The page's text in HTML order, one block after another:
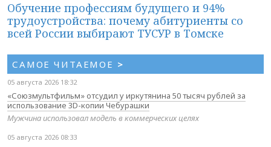
Обучение профессиям будущего и 94%
трудоустройства: почему абитуриенты со
всей России выбирают ТУСУР в Томске
САМОЕ ЧИТАЕМОЕ >
05 августа 2026 18:32
«Союзмультфильм» отсудил у иркутянина 50 тысяч рублей за
использование 3D-копии Чебурашки
Мужчина использовал модель в коммерческих целях
05 августа 2026 08:33